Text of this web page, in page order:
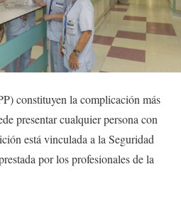
constituyen la complicación más
presentar cualquier persona con
está vinculada a la Seguridad
por los profesionales de la